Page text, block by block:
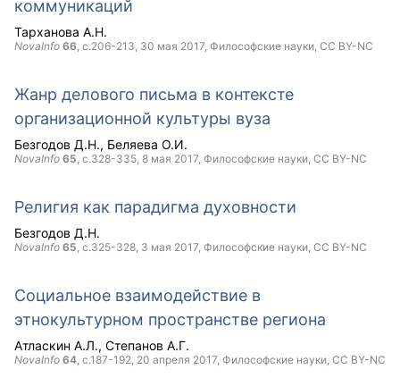
коммуникаций
Тарханова А.Н.
NovaInfo 66, с.206-213, 30 мая 2017, Философские науки, CC BY-NC
Жанр делового письма в контексте
организационной культуры вуза
Безгодов Д.Н. Беляева О.И.
NovaInfo 65, с.328-335, 8 мая 2017, Философские науки, CC BY-NC
Религия как парадигма духовности
Безгодов Д.Н.
NovaInfo 65, с.325-328, 3 мая 2017, Философские науки, CC BY-NC
Социальное взаимодействие в
этнокультурном пространстве региона
Атласкин А.Л. Степанов А.Г.
NovaInfo 64, с.187-192, 20 апреля 2017, Философские науки, CC BY-NC